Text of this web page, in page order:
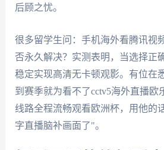
后顾之忧。
很多留学生问：手机海外看腾讯视
否永久解决？实测表明，当选择正
稳定实现高清无卡顿观影。有位在
到赛季就为看不了cctv5海外直播欧
线路全程流畅观看欧洲杯，用他的
字直播脑补画面了"。